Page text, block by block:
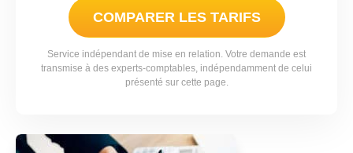
COMPARER LES TARIFS
Service indépendant de mise en relation. Votre demande est
transmise à des experts-comptables, indépendamment de celui
présenté sur cette page.